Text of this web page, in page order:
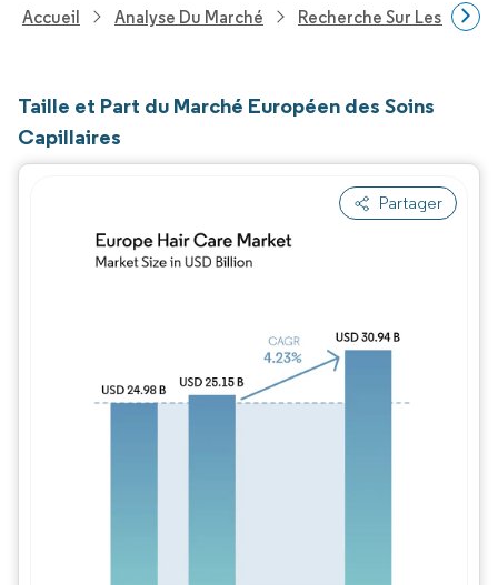
Accueil Analyse Du Marché Recherche Sur Les
Taille et Part du Marché Européen des Soins
Capillaires
Partager